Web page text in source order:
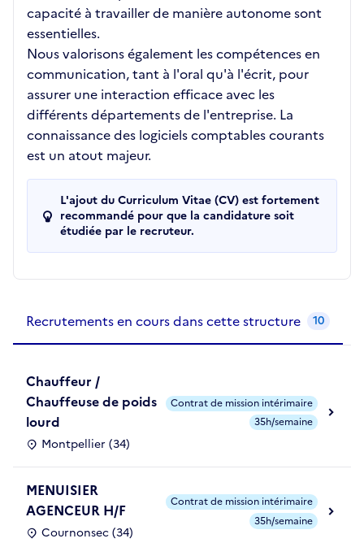
capacité à travailler de manière autonome sont
essentielles.
Nous valorisons également les compétences en
communication, tant à l'oral qu'à l'écrit, pour
assurer une interaction efficace avec les
différents départements de l'entreprise. La
connaissance des logiciels comptables courants
est un atout majeur.
L'ajout du Curriculum Vitae (CV) est fortement
recommandé pour que la candidature soit
étudiée par le recruteur.
Recrutements en cours dans cette structure 10
Chauffeur /
Chauffeuse de poids
lourd
Montpellier (34)
Contrat de mission intérimaire
35h/semaine
MENUISIER
AGENCEUR H/F
Cournonsec (34)
Contrat de mission intérimaire
35h/semaine